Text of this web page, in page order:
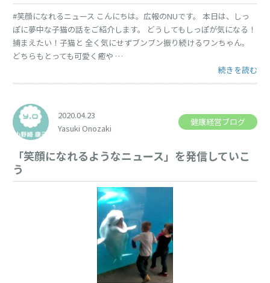
#笑顔になれるニュース こんにちは。広報のNUです。 本日は、しっ
ぽに夢中な子猫の話をご紹介します。 どうしてもしっぽが気になる！
捕まえたい！子猫と 全く気にせずブンブン振り続けるワンちゃん。
どちらもとっても可愛く癒や …
“しっぽに夢
続きを読む
2020.04.23
Yasuki Onozaki
健康経営ブログ
「笑顔になれるようなニュース」を発信していこ
う